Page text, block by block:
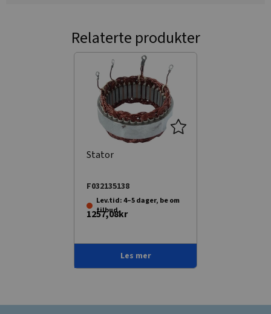
Relaterte produkter
Stator
F032135138
Lev.tid: 4–5 dager, be om
tilbud.
1257,08kr
Les mer